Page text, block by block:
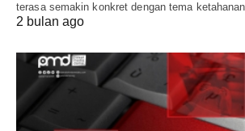
terasa semakin konkret dengan tema
2 bulan ago